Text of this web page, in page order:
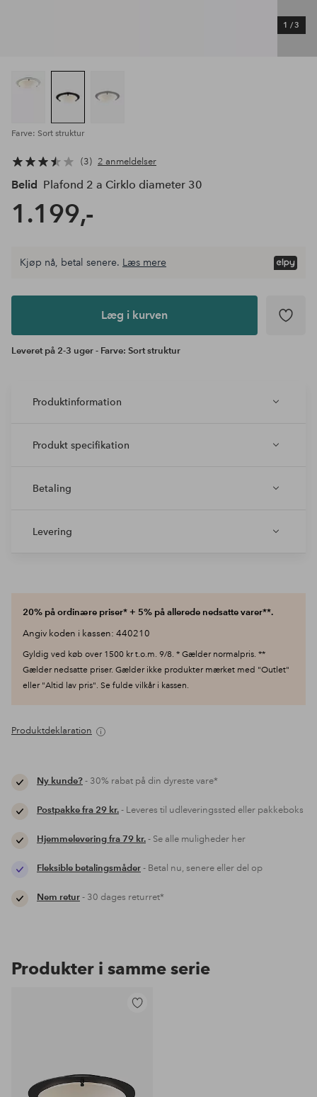
1 /3
Farve: Sort struktur
3 2 anmeldelser
Belid Plafond 2 a Cirklo diameter 30
1.199,-
Læg i
Kjøp nå, betal senere. Læs mere
Læg i kurven
Leveret på 2-3 uger - Farve: Sort struktur
Produktinformation
Produkt specifikation
Betaling
Levering
20% på ordinære priser* + 5% på allerede nedsatte varer**.
Angiv koden i kassen: 440210
Gyldig ved køb over 1500 kr t.o.m. 9/8. * Gælder normalpris. **
Gælder nedsatte priser. Gælder ikke produkter mærket med "Outlet"
eller "Altid lav pris". Se fulde vilkår i kassen.
Produktdeklaration
Ny kunde?- 30% rabat på din dyreste vare*
Postpakke fra 29 kr.- Leveres til udleveringssted eller pakkeboks
Hjemmelevering fra 79 kr.- Se alle muligheder her
Fleksible betalingsmåder- Betal nu, senere eller del op
Nem retur- 30 dages returret*
Produkter i samme serie